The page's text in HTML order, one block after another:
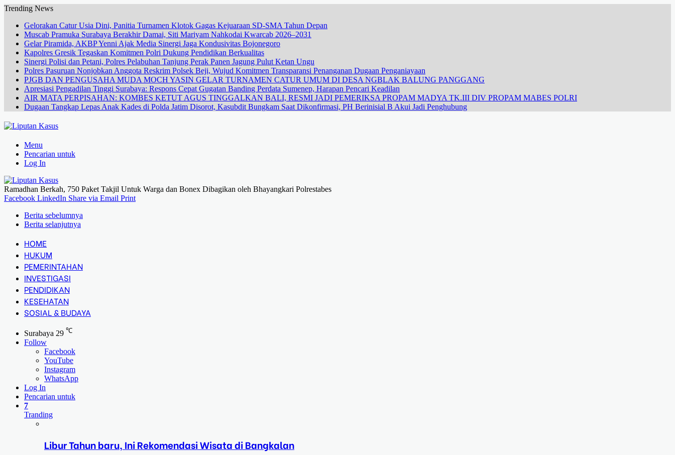
Trending News
Gelorakan Catur Usia Dini, Panitia Turnamen Klotok Gagas Kejuaraan SD-SMA Tahun Depan
Muscab Pramuka Surabaya Berakhir Damai, Siti Mariyam Nahkodai Kwarcab 2026–2031
Gelar Piramida, AKBP Yenni Ajak Media Sinergi Jaga Kondusivitas Bojonegoro
Kapolres Gresik Tegaskan Komitmen Polri Dukung Pendidikan Berkualitas
Sinergi Polisi dan Petani, Polres Pelabuhan Tanjung Perak Panen Jagung Pulut Ketan Ungu
Polres Pasuruan Nonjobkan Anggota Reskrim Polsek Beji, Wujud Komitmen Transparansi Penanganan Dugaan Penganiayaan
PJGB DAN PENGUSAHA MUDA MOCH YASIN GELAR TURNAMEN CATUR UMUM DI DESA NGBLAK BALUNG PANGGANG
Apresiasi Pengadilan Tinggi Surabaya: Respons Cepat Gugatan Banding Perdata Sumenep, Harapan Pencari Keadilan
AIR MATA PERPISAHAN: KOMBES KETUT AGUS TINGGALKAN BALI, RESMI JADI PEMERIKSA PROPAM MADYA TK.III DIV PROPAM MABES POLRI
Dugaan Tangkap Lepas Anak Kades di Polda Jatim Disorot, Kasubdit Bungkam Saat Dikonfirmasi, PH Berinisial B Akui Jadi Penghubung
Menu
Pencarian untuk
Log In
Ramadhan Berkah, 750 Paket Takjil Untuk Warga dan Bonex Dibagikan oleh Bhayangkari Polrestabes
Facebook LinkedIn Share via Email Print
Berita sebelumnya
Berita selanjutnya
HOME
HUKUM
PEMERINTAHAN
INVESTIGASI
PENDIDIKAN
KESEHATAN
SOSIAL & BUDAYA
Surabaya 29 ℃
Follow
Facebook
YouTube
Instagram
WhatsApp
Log In
Pencarian untuk
7
Tranding
Libur Tahun baru, Ini Rekomendasi Wisata di Bangkalan